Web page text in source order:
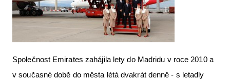
Společnost Emirates zahájila lety do Madridu v roce 2010 a
v současné době do města létá dvakrát denně - s letadly